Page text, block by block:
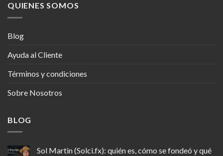
QUIENES SOMOS
Blog
Ayuda al Cliente
Términos y condiciones
Sobre Nosotros
BLOG
Sol Martin (Solci.fx): quién es, cómo se fondeó y qué